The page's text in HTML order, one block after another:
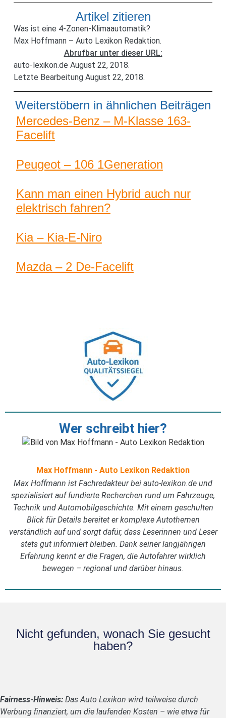
Artikel zitieren
Was ist eine 4-Zonen-Klimaautomatik?
Max Hoffmann – Auto Lexikon Redaktion.
Abrufbar unter dieser URL:
auto-lexikon.de August 22, 2018.
Letzte Bearbeitung August 22, 2018.
Weiterstöbern in ähnlichen Beiträgen
Mercedes-Benz – M-Klasse 163-
Facelift
Peugeot – 106 1Generation
Kann man einen Hybrid auch nur
elektrisch fahren?
Kia – Kia-E-Niro
Mazda – 2 De-Facelift
Wer schreibt hier?
Max Hoffmann - Auto Lexikon Redaktion
Max Hoffmann ist Fachredakteur bei auto-lexikon.de und
spezialisiert auf fundierte Recherchen rund um Fahrzeuge,
Technik und Automobilgeschichte. Mit einem geschulten
Blick für Details bereitet er komplexe Autothemen
verständlich auf und sorgt dafür, dass Leserinnen und Leser
stets gut informiert bleiben. Dank seiner langjährigen
Erfahrung kennt er die Fragen, die Autofahrer wirklich
bewegen – regional und darüber hinaus.
Nicht gefunden, wonach Sie gesucht
haben?
Fairness-Hinweis: Das Auto Lexikon wird teilweise durch
Werbung finanziert, um die laufenden Kosten – wie etwa für